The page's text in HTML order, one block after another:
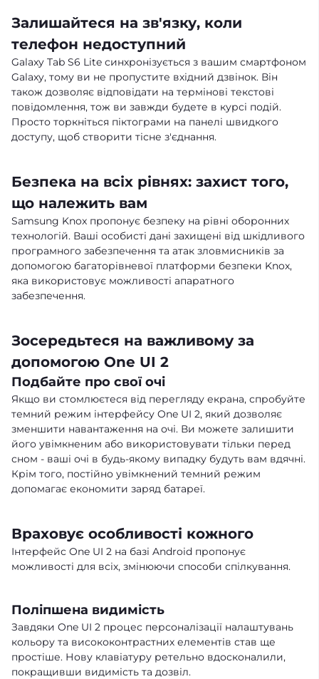
Залишайтеся на зв'язку, коли
телефон недоступний
Galaxy Tab S6 Lite синхронізується з вашим смартфоном
Galaxy, тому ви не пропустите вхідний дзвінок. Він
також дозволяє відповідати на термінові текстові
повідомлення, тож ви завжди будете в курсі подій.
Просто торкніться піктограми на панелі швидкого
доступу, щоб створити тісне з'єднання.
Безпека на всіх рівнях: захист того,
що належить вам
Samsung Knox пропонує безпеку на рівні оборонних
технологій. Ваші особисті дані захищені від шкідливого
програмного забезпечення та атак зловмисників за
допомогою багаторівневої платформи безпеки Knox,
яка використовує можливості апаратного
забезпечення.
Зосередьтеся на важливому за
допомогою One UI 2
Подбайте про свої очі
Якщо ви стомлюєтеся від перегляду екрана, спробуйте
темний режим інтерфейсу One UI 2, який дозволяє
зменшити навантаження на очі. Ви можете залишити
його увімкненим або використовувати тільки перед
сном - ваші очі в будь-якому випадку будуть вам вдячні.
Крім того, постійно увімкнений темний режим
допомагає економити заряд батареї.
Враховує особливості кожного
Інтерфейс One UI 2 на базі Android пропонує
можливості для всіх, змінюючи способи спілкування.
Поліпшена видимість
Завдяки One UI 2 процес персоналізації налаштувань
кольору та висококонтрастних елементів став ще
простіше. Нову клавіатуру ретельно вдосконалили,
покращивши видимість та дозвіл.